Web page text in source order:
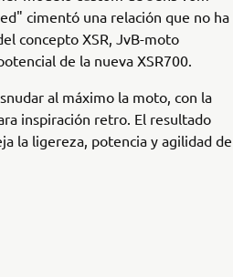
cimentó una relación que no ha
concepto XSR, JvB-moto
de la nueva XSR700.
al máximo la moto, con la
inspiración retro. El resultado
la ligereza, potencia y agilidad de